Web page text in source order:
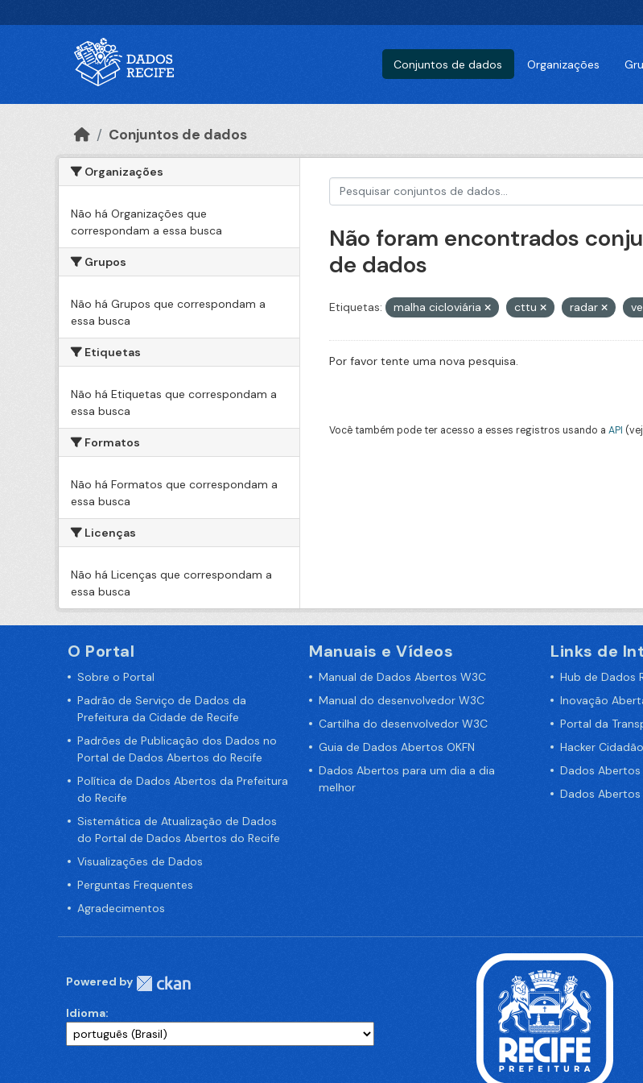
Conjuntos de dados Organizações
Conjuntos de dados
Organizações
Não há Organizações que
correspondam a essa busca
Grupos
Não há Grupos que correspondam a
essa busca
Etiquetas
Não há Etiquetas que correspondam a
essa busca
Formatos
Não há Formatos que correspondam a
essa busca
Licenças
Não há Licenças que correspondam a
essa busca
Não foram encontrados
de dados
Etiquetas: malha cicloviária cttu radar
Por favor tente uma nova pesquisa.
Você também pode ter acesso a esses registros usando a API
O Portal
Sobre o Portal
Padrão de Serviço de Dados da
Prefeitura da Cidade de Recife
Padrões de Publicação dos Dados no
Portal de Dados Abertos do Recife
Política de Dados Abertos da Prefeitura
do Recife
Sistemática de Atualização de Dados
do Portal de Dados Abertos do Recife
Visualizações de Dados
Perguntas Frequentes
Agradecimentos
Manuais e Vídeos
Manual de Dados Abertos W3C
Manual do desenvolvedor W3C
Cartilha do desenvolvedor W3C
Guia de Dados Abertos OKFN
Dados Abertos para um dia a dia
melhor
Links de
Hub de Dados
Inovação
Portal da
Hacker
Dados Abertos
Dados
Powered by
Idioma